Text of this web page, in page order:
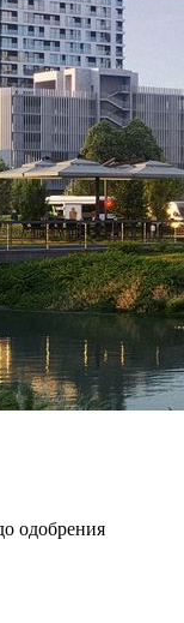
одобрения